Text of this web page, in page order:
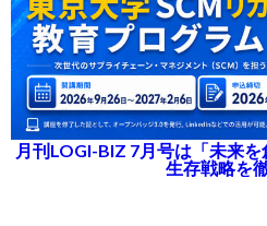
月刊LOGI-BIZ 7月号は「未来
生存戦略を